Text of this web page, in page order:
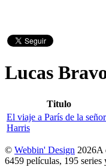
Lucas
Titulo
El viaje a París de la
Harris
© Webbin' Design 2026A
6459 películas, 195 series